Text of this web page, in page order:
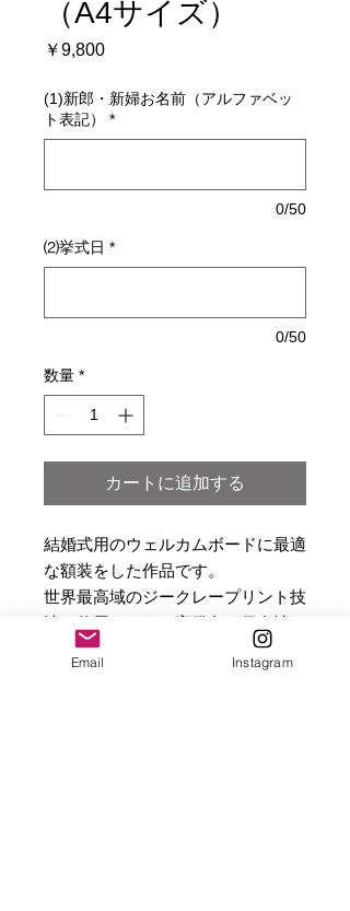
（A4サイズ）
￥9,800価
(1)新郎・新婦お名前（アルファベッ
ト表記）
*
0/50
⑵挙式日 *
0/50
数量 *
カートに追加する
結婚式用のウェルカムボードに最適
な額装をした作品です。
世界最高域のジークレープリント技
法を使用します。高発色で保存性の
高い、ミュージアム・クオリティの
印刷を施し、ご提供いたします。
Email Instagram